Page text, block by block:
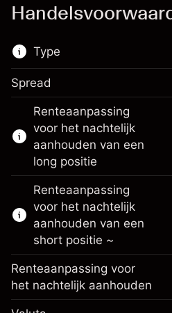
Type
De handel in CFD's en
beschikbaar voor dit
Meer informatie over:
CFD's
Knock-outs
Spread
Renteaanpassing
voor het nachtelijk
aanhouden van een
long positie
Marge. Uw investering
Renteaanpassing voor
Renteaanpassing
voor het nachtelijk
aanhouden van een
short positie ~
Renteaanpassing voor
het nachtelijk aanhouden